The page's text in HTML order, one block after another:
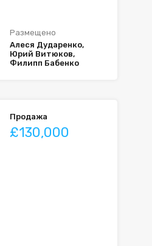
Размещено
Алеся Дударенко,
Юрий Витюков,
Филипп Бабенко
Продажа
£130,000